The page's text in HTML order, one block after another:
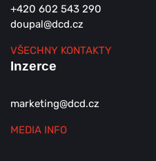
+420 602 543 290
doupal@dcd.cz
VŠECHNY KONTAKTY
Inzerce
marketing@dcd.cz
MEDIA INFO